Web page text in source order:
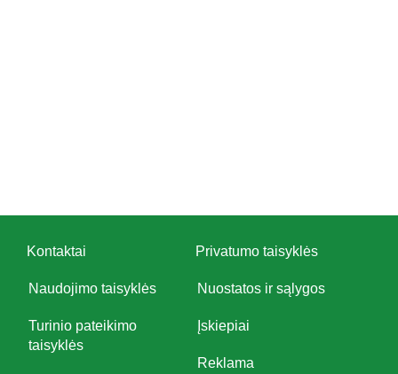
Kontaktai Privatumo taisyklės
Naudojimo taisyklės Nuostatos ir sąlygos
Turinio pateikimo
taisyklės
Įskiepiai
Reklama